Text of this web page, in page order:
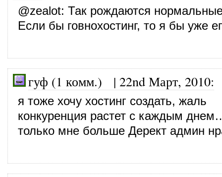
@zealot: Так рождаются
Если бы говнохостинг, то я бы уже
гуф (1 комм.) | 22nd Март, 2010:
я тоже хочу хостинг создать, жаль
конкуренция растет с каждым
только мне больше Дерект админ